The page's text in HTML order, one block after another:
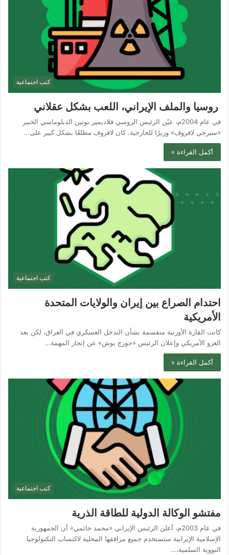
كتب اجتماعية
روسيا والملف الإيراني، اللعب بشكل عقلاني
في عام 2004م، عيّن الرئيس الروسي فلاديمير بوتين الدبلوماسي الخبير
«سيرجي لافروف» وزيرًا للخارجية. كان لافروف مطلعًا بشكل كبير على…
أكمل القراءة »
كتب اجتماعية
احتدام الصراع بين إيران والولايات المتحدة
الأمريكية
كانت القارة الأوربية منقسمة بشأن التدخل العسكري في العراق، لكن بعد
الغزو الأمريكي وإعلان الرئيس «جورج بوش» عن إنجاز المهمة…
أكمل القراءة »
كتب اجتماعية
مفتشو الوكالة الدولية للطاقة الذرية
في عام 2003م، أعلن الرئيس الإيراني «محمد خاتمي» أن الجمهورية
الإسلامية الإيرانية ستستخدم جميع مرافقها المحلية لاكتساب التكنولوجيا
النووية السلمية،…